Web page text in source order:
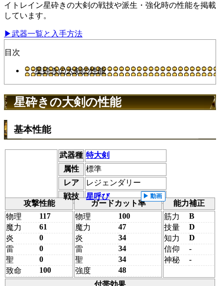
イトレイン星砕きの大剣の戦技や派生・強化時の性能を掲載
しています。
▶武器一覧と入手方法
目次
星砕きの大剣の性能
星砕きの大剣の性能
基本性能
武器種 特大剣
属性
標準
レア
レジェンダリー
戦技
星呼び
攻撃性能
ガードカット率
能力補正
物理
117
魔力
61
炎
0
雷
0
聖
0
致命
100
物理
100
魔力
47
炎
34
雷
34
聖
34
強度
48
筋力
B
技量
D
知力
D
信仰
-
神秘
-